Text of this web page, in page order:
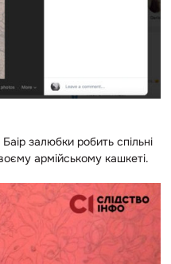
залюбки робить спільні
армійському кашкеті.